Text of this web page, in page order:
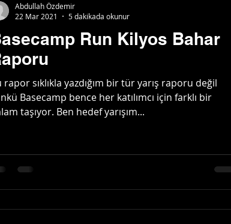
Run Kilyos Bahar
rapor sıklıkla yazdığım bir tür yarış raporu değil
Basecamp bence her katılımcı için farklı bir
taşıyor. Ben hedef yarışım...
Abdullah Özdemir
22 Mar 2021
5 dakikada okunur